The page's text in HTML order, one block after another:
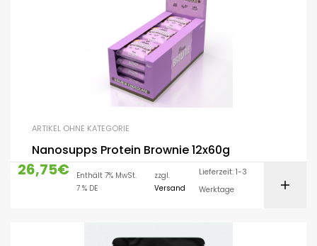
ARTIKEL OHNE KATEGORIE
Nanosupps Protein Brownie 12x60g
26,75€
Enthält 7% MwSt.
7 % DE
zzgl.
Versand
Lieferzeit: 1-3
Werktage